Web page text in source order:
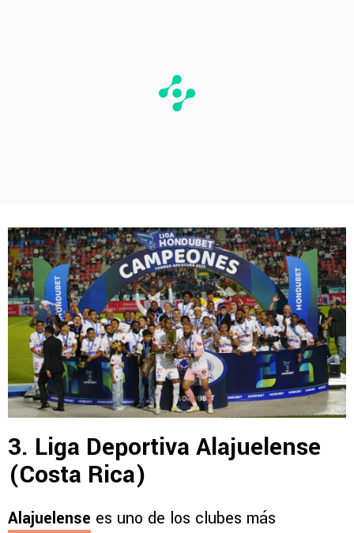
3. Liga Deportiva Alajuelense
(Costa Rica)
Alajuelense es uno de los clubes más